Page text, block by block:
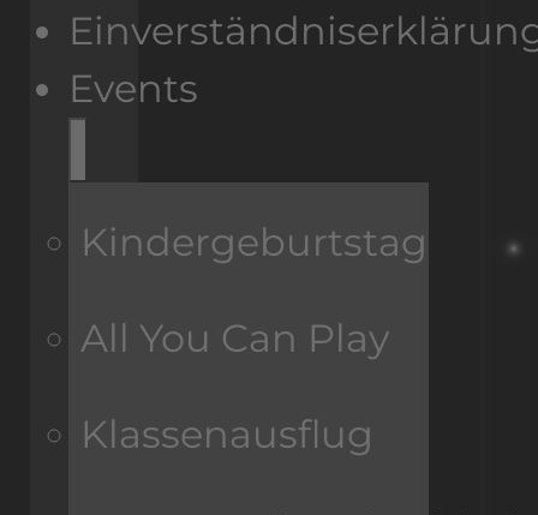
Events
Kindergeburtstag
All You Can Play
Klassenausflug